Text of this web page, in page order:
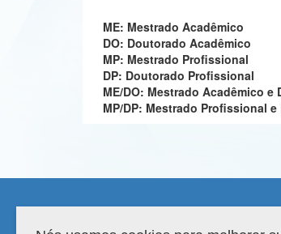
ME: Mestrado Acadêmico
DO: Doutorado Acadêmico
MP: Mestrado Profissional
DP: Doutorado Profissional
ME/DO: Mestrado Acadêmico
MP/DP: Mestrado Profissional